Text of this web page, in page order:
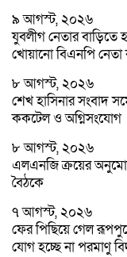
৯ আগস্ট, ২০২৬
যুবলীগ নেতার বাড়িতে
খোয়ানো বিএনপি নেতা
৮ আগস্ট, ২০২৬
শেখ হাসিনার সংবাদ
ককটেল ও অগ্নিসংযোগ
৮ আগস্ট, ২০২৬
এলএনজি ক্রয়ের
বৈঠকে
৭ আগস্ট, ২০২৬
ফের পিছিয়ে গেল
যোগ হচ্ছে না পরমাণু